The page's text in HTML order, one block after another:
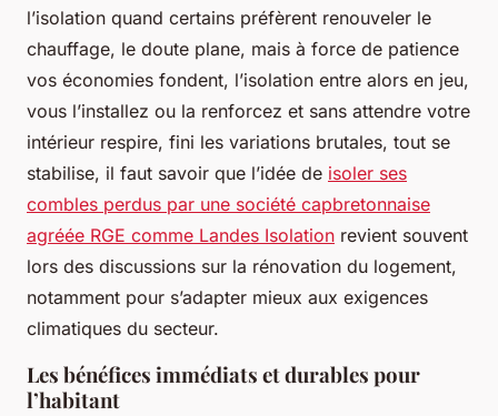
l’isolation quand certains préfèrent renouveler le
chauffage, le doute plane, mais à force de patience
vos économies fondent, l’isolation entre alors en jeu,
vous l’installez ou la renforcez et sans attendre votre
intérieur respire, fini les variations brutales, tout se
stabilise, il faut savoir que l’idée de isoler ses
combles perdus par une société capbretonnaise
agréée RGE comme Landes Isolation revient souvent
lors des discussions sur la rénovation du logement,
notamment pour s’adapter mieux aux exigences
climatiques du secteur.
Les bénéfices immédiats et durables pour
l’habitant